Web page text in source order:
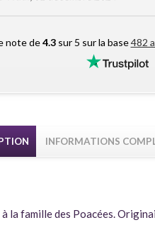
note de4.3sur 5 sur la base482
INFORMATIONS
la famille des Poacées.